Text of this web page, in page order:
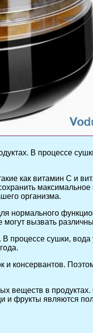
В процессе
как витамин С и
организма.
нормального
вызвать
процессе сушки,
и консервантов.
веществ в
и фрукты являются